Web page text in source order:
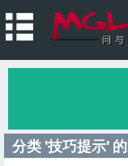
分类 '技巧提示'